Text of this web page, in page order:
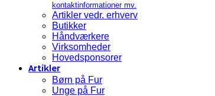
kontaktinformationer mv.
Artikler vedr. erhverv
Butikker
Håndværkere
Virksomheder
Hovedsponsorer
Artikler
Børn på Fur
Unge på Fur